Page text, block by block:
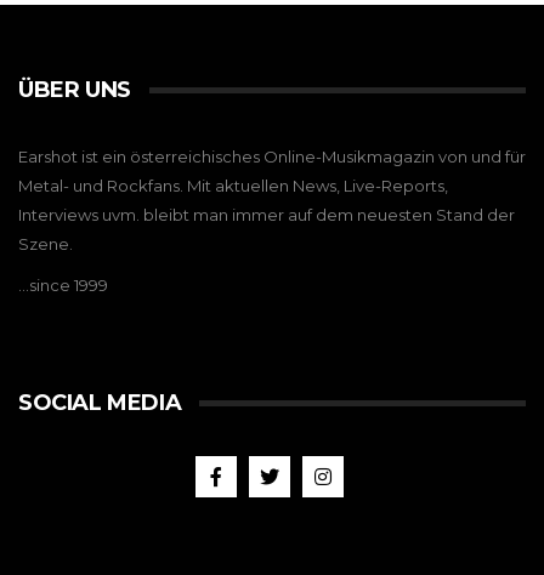
ÜBER UNS
Earshot ist ein österreichisches Online-Musikmagazin von und für
Metal- und Rockfans. Mit aktuellen News, Live-Reports,
Interviews uvm. bleibt man immer auf dem neuesten Stand der
Szene.
…since 1999
SOCIAL MEDIA